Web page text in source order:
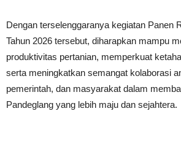
Dengan terselenggaranya kegiatan Panen
Tahun 2026 tersebut, diharapkan mampu
produktivitas pertanian, memperkuat
serta meningkatkan semangat kolaborasi
pemerintah, dan masyarakat dalam
Pandeglang yang lebih maju dan sejahtera.